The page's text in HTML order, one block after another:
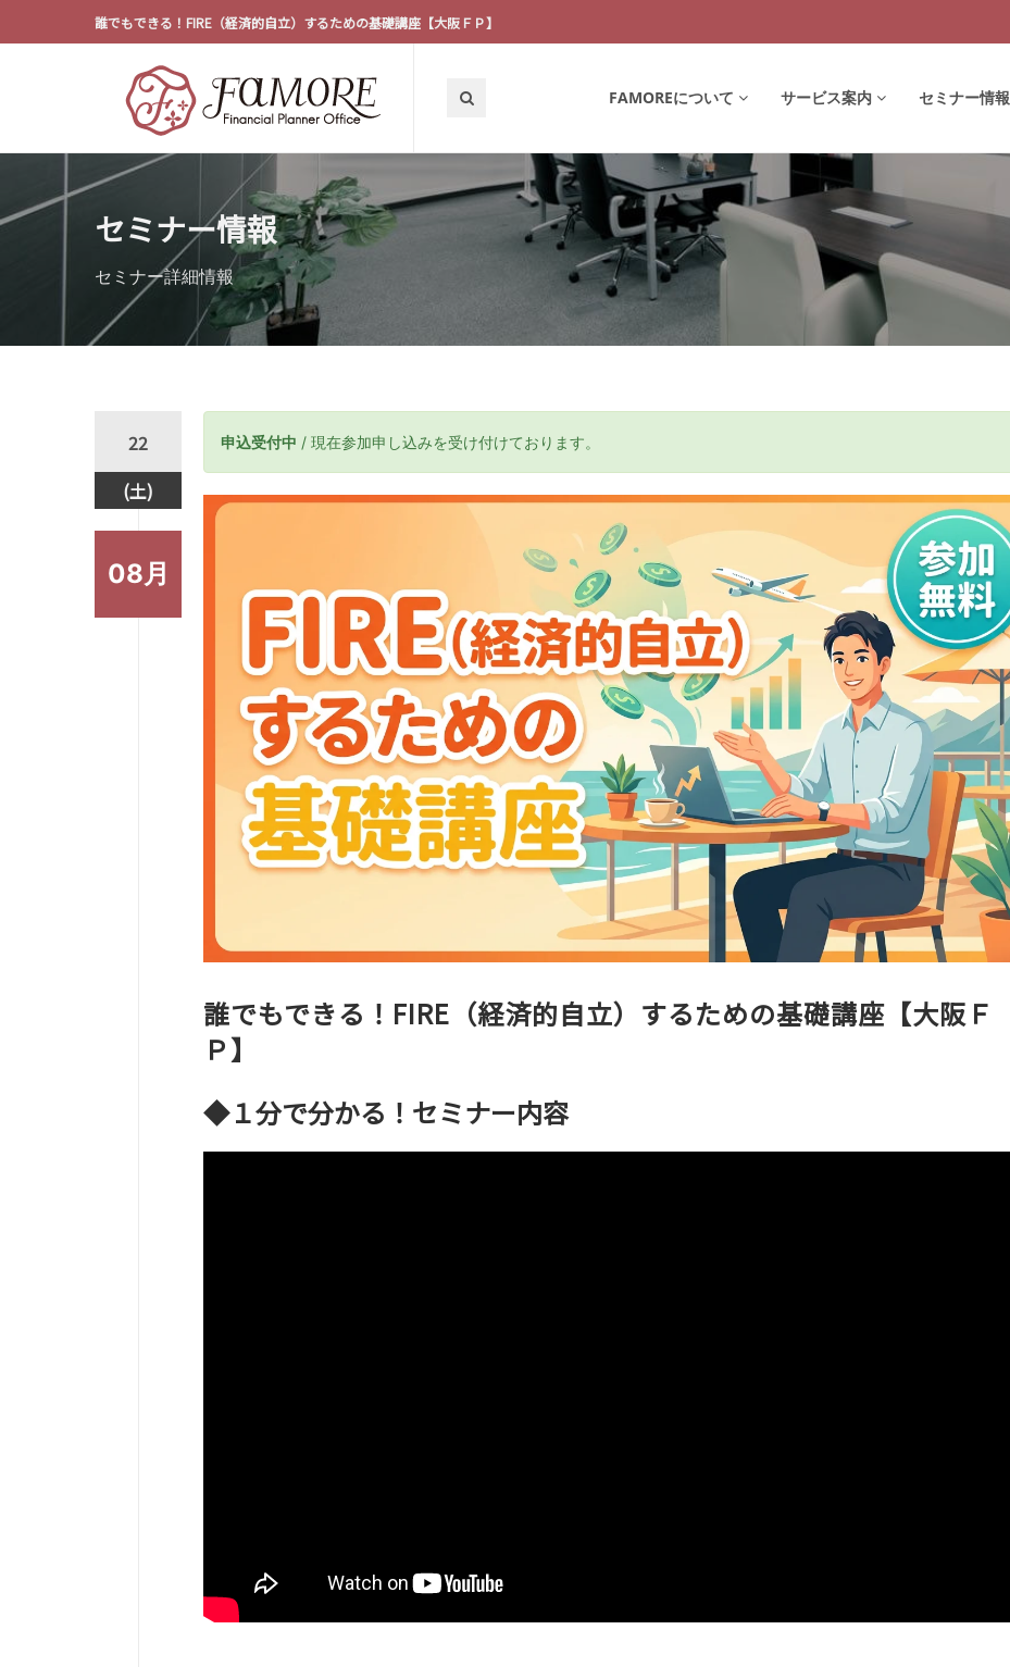
誰でもできる！FIRE（経済的自立）するための基礎講座【大阪ＦＰ】
FAMOREについて サービス案内 セミナー情報
セミナー情報
セミナー詳細情報
申込受付中 / 現在参加申し込みを受け付けております。
22
(土)
08月
誰でもできる！FIRE（経済的自立）するための基礎講座【大阪Ｆ
Ｐ】
◆１分で分かる！セミナー内容